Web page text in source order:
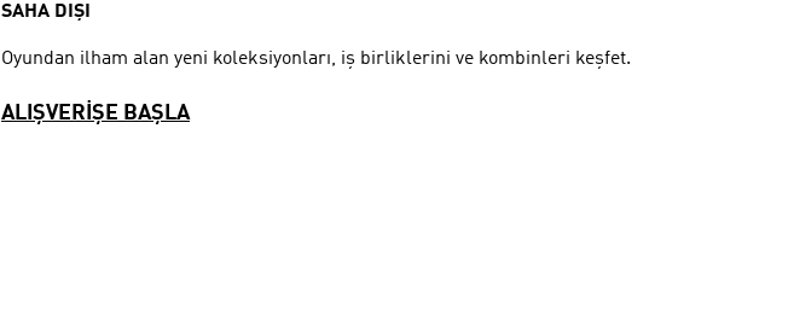
SAHA DIŞI
Oyundan ilham alan yeni koleksiyonları, iş birliklerini ve kombinleri keşfet.
ALIŞVERİŞE BAŞLA